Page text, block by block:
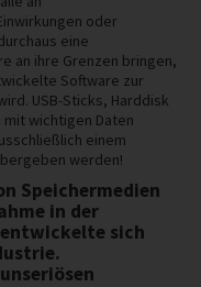
oder
eine
an ihre Grenzen bringen,
Software zur
USB-Sticks, Harddisk
wichtigen Daten
einem
werden!
Speichermedien
in der
sich